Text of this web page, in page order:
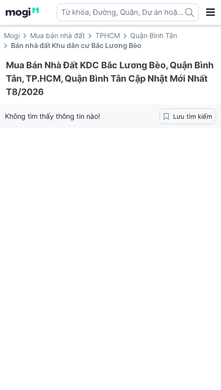
Từ khóa, Đường, Quận, Dự án hoặc
địa danh ...
Mogi Mua bán nhà đất TPHCM
Quận Bình Tân
Bán nhà đất Khu dân cư Bắc Lương Bèo
Mua Bán Nhà Đất KDC Bắc Lương Bèo, Quận Bình
Tân, TP.HCM, Quận Bình Tân Cập Nhật Mới Nhất
T8/2026
Không tìm thấy thông tin nào! Lưu tìm kiếm